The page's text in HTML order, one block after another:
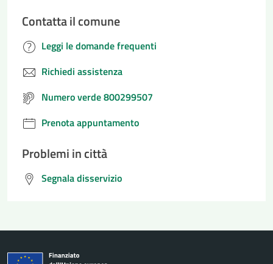
Contatta il comune
Leggi le domande frequenti
Richiedi assistenza
Numero verde 800299507
Prenota appuntamento
Problemi in città
Segnala disservizio